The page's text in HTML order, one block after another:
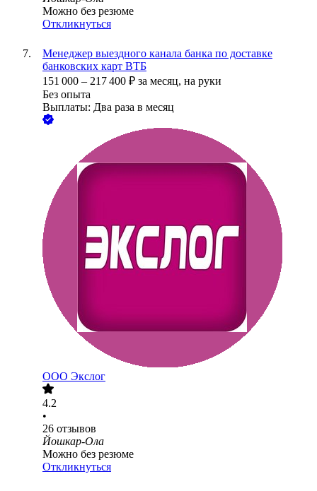
Можно без резюме
Откликнуться
Менеджер выездного канала банка по доставке
банковских карт ВТБ
151 000 – 217 400 ₽ за месяц, на руки
Без опыта
Выплаты: Два раза в месяц
ООО Экслог
4.2
•
26 отзывов
Йошкар-Ола
Можно без резюме
Откликнуться